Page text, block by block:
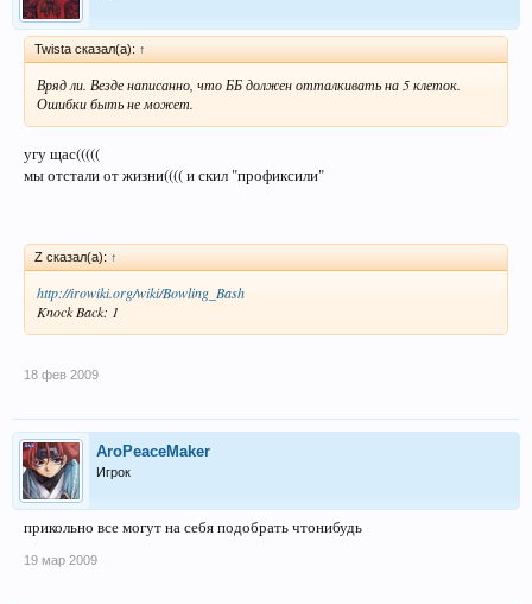
Twista сказал(а): ↑
Вряд ли. Везде написанно, что ББ должен отталкивать на 5 клеток.
Ошибки быть не может.
угу щас(((((
мы отстали от жизни(((( и скил "профиксили"
Z сказал(а): ↑
http://irowiki.org/wiki/Bowling_Bash
Knock Back: 1
18 фев 2009
AroPeaceMaker
Игрок
прикольно все могут на себя подобрать чтонибудь
19 мар 2009